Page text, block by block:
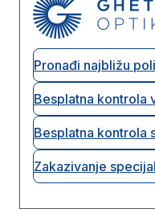
Pronađi najbližu
Besplatna kontrola
Besplatna kontrola
Zakazivanje